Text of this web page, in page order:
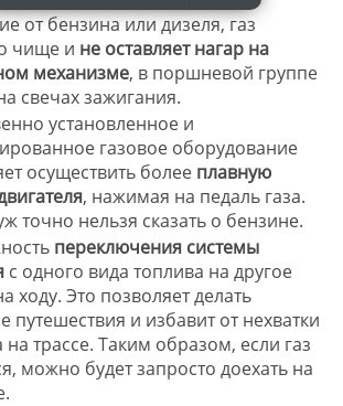
от бензина или дизеля, газ
чище и не оставляет нагар на
механизме, в поршневой группе
свечах зажигания.
установленное и
газовое оборудование
осуществить более плавную
, нажимая на педаль газа.
точно нельзя сказать о бензине.
переключения системы
с одного вида топлива на другое
ходу. Это позволяет делать
путешествия и избавит от нехватки
на трассе. Таким образом, если газ
можно будет запросто доехать на